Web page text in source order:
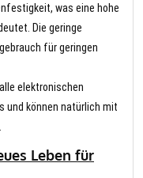
was eine hohe
Die geringe
für geringen
elektronischen
und können natürlich mit
Leben für